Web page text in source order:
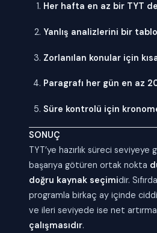
Her hafta en az bir TYT
Yanlış analizlerini bir
Zorlanılan konular için
Paragrafı her gün en az
Süre kontrolü için
SONUÇ
TYT’ye hazırlık süreci
başarıya götüren ortak nokta
doğru kaynak seçimidir.
programla birkaç ay içinde
ve ileri seviyede ise net
çalışmasıdır.